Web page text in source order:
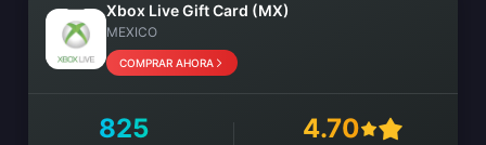
Xbox Live Gift Card (MX)
MEXICO
COMPRAR AHORA
825 4.70